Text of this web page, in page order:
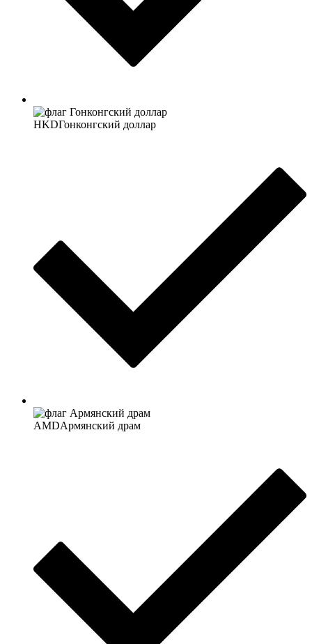
HKDГонконгский доллар
AMDАрмянский драм